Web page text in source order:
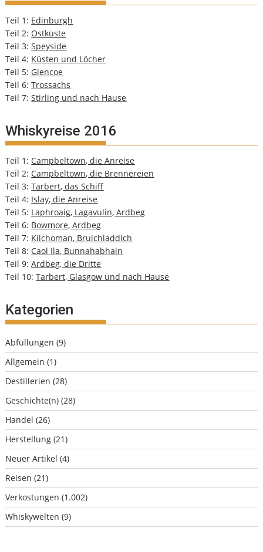
Teil 1: Edinburgh
Teil 2: Ostküste
Teil 3:Speyside
Teil 4: Küsten und Löcher
Teil 5: Glencoe
Teil 6:Trossachs
Teil 7:Stirling und nach Hause
Whiskyreise 2016
Teil 1: Campbeltown, die Anreise
Teil 2: Campbeltown, die Brennereien
Teil 3:Tarbert, das Schiff
Teil 4: Islay, die Anreise
Teil 5: Laphroaig, Lagavulin, Ardbeg
Teil 6: Bowmore, Ardbeg
Teil 7: Kilchoman, Bruichladdich
Teil 8: Caol Ila, Bunnahabhain
Teil 9:Ardbeg, die Dritte
Teil 10:Tarbert, Glasgow und nach Hause
Kategorien
Abfüllungen (9)
Allgemein (1)
Destillerien (28)
Geschichte(n) (28)
Handel (26)
Herstellung (21)
Neuer Artikel (4)
Reisen (21)
Verkostungen (1.002)
Whiskywelten (9)